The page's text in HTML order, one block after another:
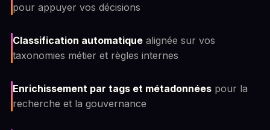
pour appuyer vos décisions
Classification automatique alignée sur vos
taxonomies métier et règles internes
Enrichissement par tags et métadonnées pour la
recherche et la gouvernance